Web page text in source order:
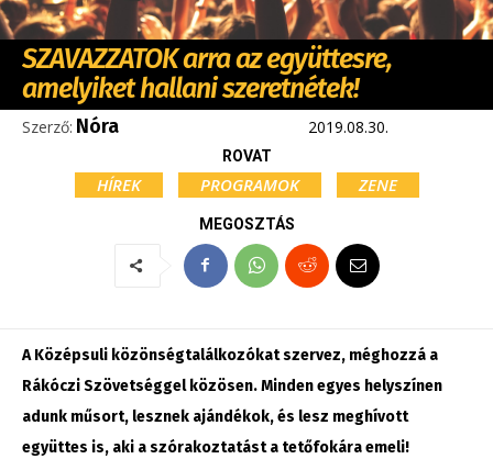
SZAVAZZATOK arra az együttesre,
amelyiket hallani szeretnétek!
Szerző: Nóra 2019.08.30.
ROVAT
HÍREK PROGRAMOK ZENE
MEGOSZTÁS
A Középsuli közönségtalálkozókat szervez, méghozzá a
Rákóczi Szövetséggel közösen. Minden egyes helyszínen
adunk műsort, lesznek ajándékok, és lesz meghívott
együttes is, aki a szórakoztatást a tetőfokára emeli!